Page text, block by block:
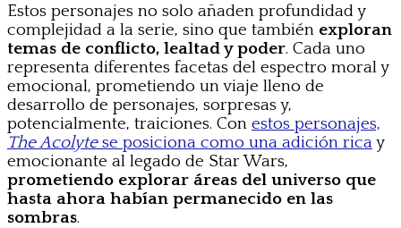
Estos personajes no solo añaden profundidad y
complejidad a la serie, sino que también exploran
temas de conflicto, lealtad y poder. Cada uno
representa diferentes facetas del espectro moral y
emocional, prometiendo un viaje lleno de
desarrollo de personajes, sorpresas y,
potencialmente, traiciones. Con estos personajes,
The Acolytese posiciona como una adición ricay
emocionante al legado de Star Wars,
prometiendo explorar áreas del universo que
hasta ahora habían permanecido en las
sombras.